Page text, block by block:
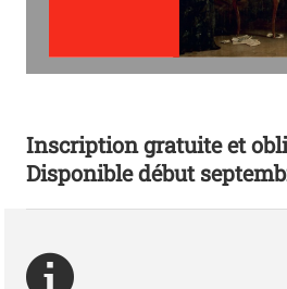
Inscription gratuite et
Disponible début